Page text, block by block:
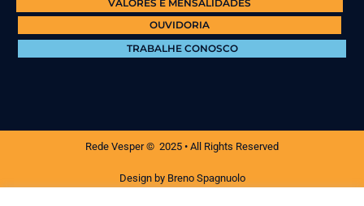
VALORES E MENSALIDADES
OUVIDORIA
TRABALHE CONOSCO
Rede Vesper © 2025 • All Rights Reserved
Design by Breno Spagnuolo